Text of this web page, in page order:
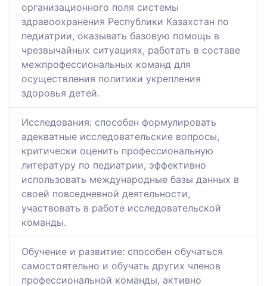
организационного поля системы
здравоохранения Республики Казахстан по
педиатрии, оказывать базовую помощь в
чрезвычайных ситуациях, работать в составе
межпрофессиональных команд для
осуществления политики укрепления
здоровья детей.
Исследования: способен формулировать
адекватные исследовательские вопросы,
критически оценить профессиональную
литературу по педиатрии, эффективно
использовать международные базы данных в
своей повседневной деятельности,
участвовать в работе исследовательской
команды.
Обучение и развитие: способен обучаться
самостоятельно и обучать других членов
профессиональной команды, активно